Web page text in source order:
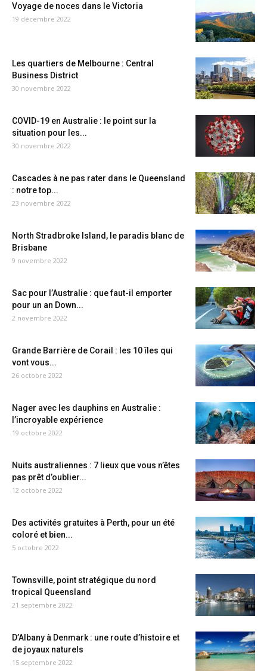
Voyage de noces dans le Victoria
19 décembre 2022
Les quartiers de Melbourne : Central
Business District
30 novembre 2022
COVID-19 en Australie : le point sur la
situation pour les...
30 novembre 2022
Cascades à ne pas rater dans le Queensland
: notre top...
23 novembre 2022
North Stradbroke Island, le paradis blanc de
Brisbane
9 novembre 2022
Sac pour l’Australie : que faut-il emporter
pour un an Down...
2 novembre 2022
Grande Barrière de Corail : les 10 îles qui
vont vous...
26 octobre 2022
Nager avec les dauphins en Australie :
l’incroyable expérience
19 octobre 2022
Nuits australiennes : 7 lieux que vous n’êtes
pas prêt d’oublier...
12 octobre 2022
Des activités gratuites à Perth, pour un été
coloré et bien...
5 octobre 2022
Townsville, point stratégique du nord
tropical Queensland
21 septembre 2022
D’Albany à Denmark : une route d’histoire et
de joyaux naturels
15 septembre 2022